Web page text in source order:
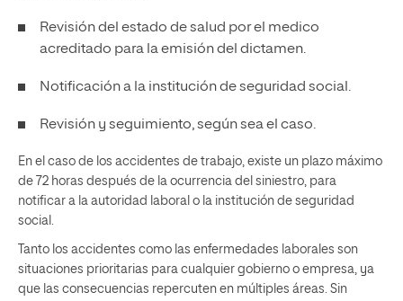
Revisión del estado de salud por el medico
acreditado para la emisión del dictamen.
Notificación a la institución de seguridad social.
Revisión y seguimiento, según sea el caso.
En el caso de los accidentes de trabajo, existe un plazo máximo
de 72 horas después de la ocurrencia del siniestro, para
notificar a la autoridad laboral o la institución de seguridad
social.
Tanto los accidentes como las enfermedades laborales son
situaciones prioritarias para cualquier gobierno o empresa, ya
que las consecuencias repercuten en múltiples áreas. Sin